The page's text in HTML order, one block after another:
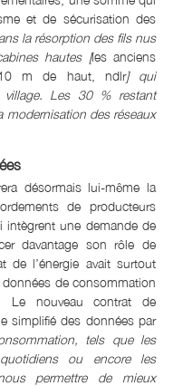
et de sécurisation des
la résorption des fils nus
hautes [les anciens
10 m de haut, ndlr] qui
village. Les 30 % restant
modernisation des réseaux
désormais lui-même la
de producteurs
intègrent une demande de
davantage son rôle de
de l’énergie avait surtout
de consommation
Le nouveau contrat de
simplifié des données par
tels que les
ou encore les
permettre de mieux